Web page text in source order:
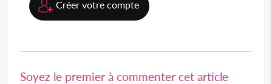
Créer votre compte
Soyez le premier à commenter cet article